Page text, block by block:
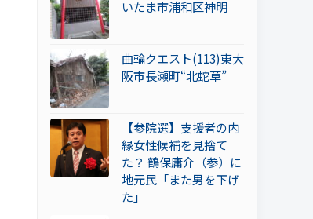
いたま市浦和区神明
曲輪クエスト(113)東大
阪市長瀬町“北蛇草”
【参院選】支援者の内
縁女性候補を見捨て
た？ 鶴保庸介（参）に
地元民「また男を下げ
た」